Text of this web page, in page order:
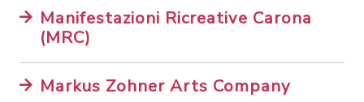
Manifestazioni Ricreative Carona
(MRC)
Markus Zohner Arts Company